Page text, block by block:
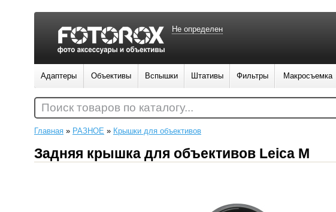
Главная » РАЗНОЕ » Крышки для объективов
Задняя крышка для объективов Leica M
Не определен
Адаптеры Объективы Вспышки Штативы Фильтры Макросъемка
Поиск товаров по каталогу...